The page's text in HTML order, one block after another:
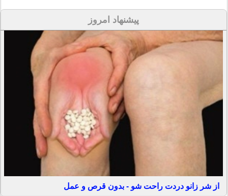
پیشنهاد امروز
از شر زانو دردت راحت شو - بدون قرص و عمل